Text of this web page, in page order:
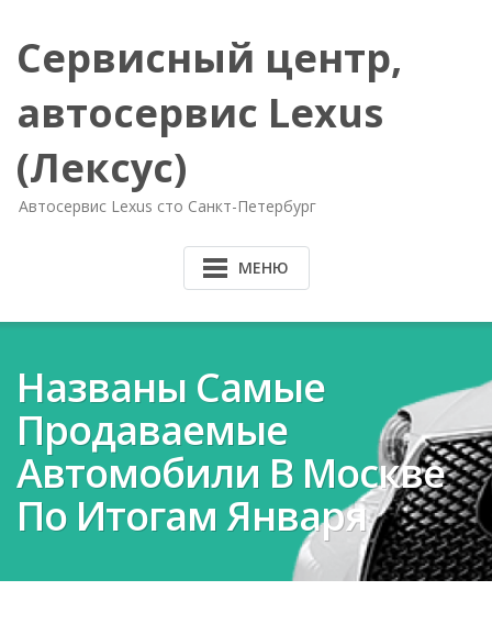
Сервисный центр,
автосервис Lexus
(Лексус)
Автосервис Lexus сто Санкт-Петербург
МЕНЮ
Названы Самые
Продаваемые
Автомобили В Москве
По Итогам Января